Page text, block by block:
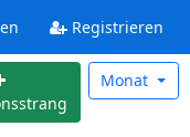
Registrieren
Monat